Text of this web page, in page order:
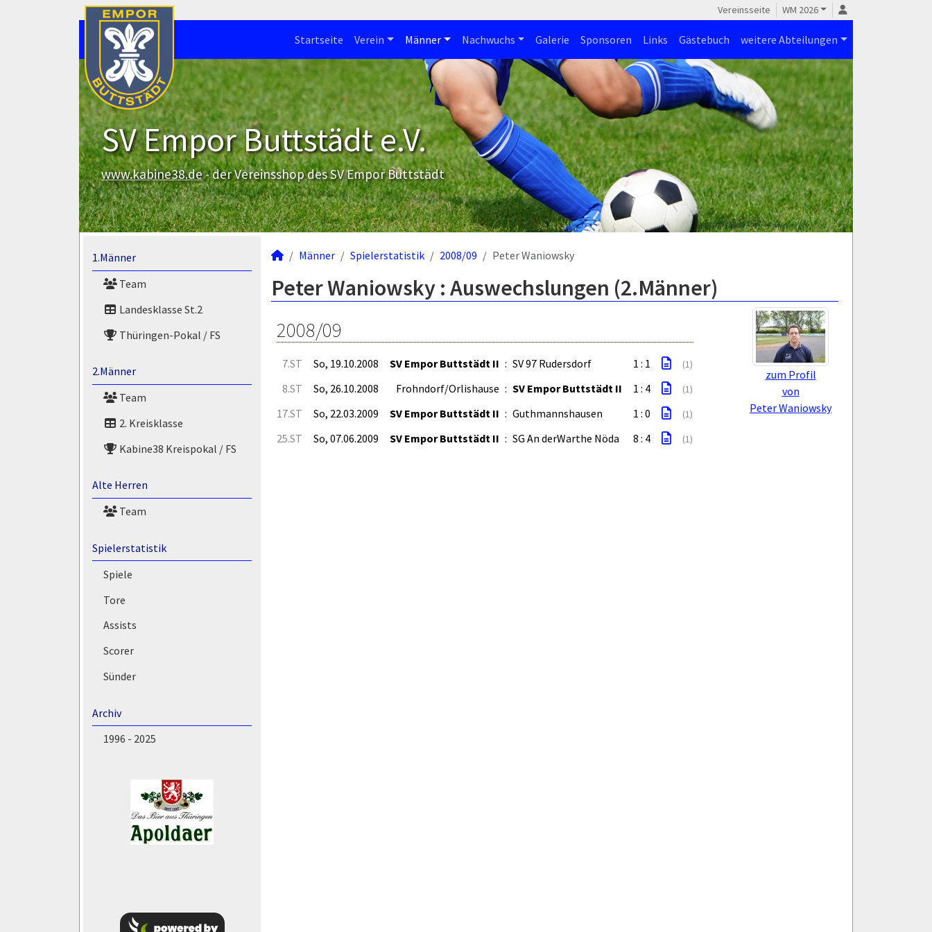
Vereinsseite WM 2026
Startseite Verein Männer Nachwuchs Galerie Sponsoren Links Gästebuch weitere Abteilungen
SV Empor Buttstädt e.V.
www.kabine38.de- der Vereinsshop des SV Empor Buttstädt
1.Männer
Team
Landesklasse St.2
Thüringen-Pokal / FS
2.Männer
Team
2. Kreisklasse
Kabine38 Kreispokal / FS
Alte Herren
Team
Spielerstatistik
Spiele
Tore
Assists
Scorer
Sünder
Archiv
1996 - 2025
Männer Spielerstatistik 2008/09 Peter Waniowsky
Peter Waniowsky : Auswechslungen (2.Männer)
zum Profil
von
Peter Waniowsky
2008/09
7.ST So, 19.10.2008 SV Empor Buttstädt II : SV 97 Rudersdorf 1 : 1 (1)
8.ST So, 26.10.2008 Frohndorf/Orlishause : SV Empor Buttstädt II 1 : 4 (1)
17.ST So, 22.03.2009 SV Empor Buttstädt II : Guthmannshausen 1 : 0 (1)
25.ST So, 07.06.2009 SV Empor Buttstädt II : SG An derWarthe Nöda 8 : 4 (1)